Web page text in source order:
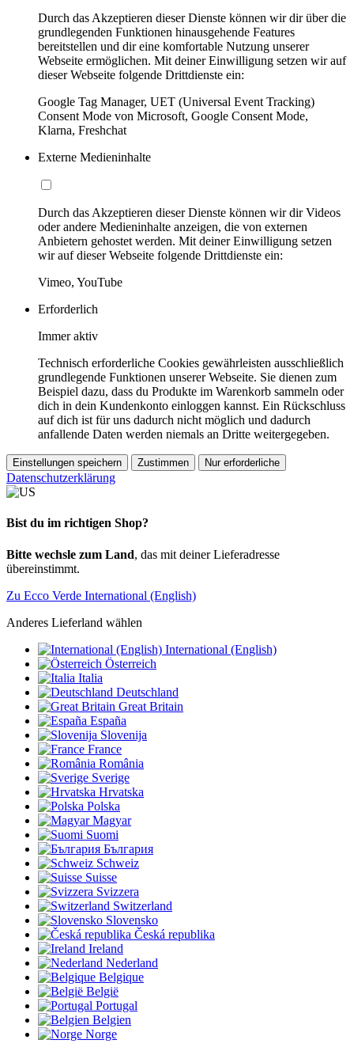
Durch das Akzeptieren dieser Dienste können wir dir über die
grundlegenden Funktionen hinausgehende Features
bereitstellen und dir eine komfortable Nutzung unserer
Webseite ermöglichen. Mit deiner Einwilligung setzen wir auf
dieser Webseite folgende Drittdienste ein:
Google Tag Manager, UET (Universal Event Tracking)
Consent Mode von Microsoft, Google Consent Mode,
Klarna, Freshchat
Externe Medieninhalte
Durch das Akzeptieren dieser Dienste können wir dir Videos
oder andere Medieninhalte anzeigen, die von externen
Anbietern gehostet werden. Mit deiner Einwilligung setzen
wir auf dieser Webseite folgende Drittdienste ein:
Vimeo, YouTube
Erforderlich
Immer aktiv
Technisch erforderliche Cookies gewährleisten ausschließlich
grundlegende Funktionen unserer Webseite. Sie dienen zum
Beispiel dazu, dass du Produkte im Warenkorb sammeln oder
dich in dein Kundenkonto einloggen kannst. Ein Rückschluss
auf dich ist für uns dadurch nicht möglich und dadurch
anfallende Daten werden niemals an Dritte weitergegeben.
Einstellungen speichern Zustimmen Nur erforderliche
Datenschutzerklärung
Bist du im richtigen Shop?
Bitte wechsle zum Land, das mit deiner Lieferadresse
übereinstimmt.
Zu Ecco Verde International (English)
Anderes Lieferland wählen
International (English)
Österreich
Italia
Deutschland
Great Britain
España
Slovenija
France
România
Sverige
Hrvatska
Polska
Magyar
Suomi
България
Schweiz
Suisse
Svizzera
Switzerland
Slovensko
Česká republika
Ireland
Nederland
Belgique
België
Portugal
Belgien
Norge